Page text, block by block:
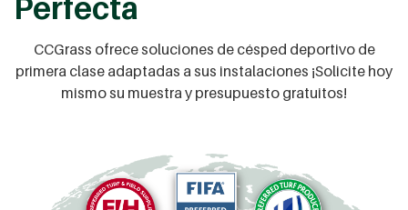
Perfecta
CCGrass ofrece soluciones de césped deportivo de
primera clase adaptadas a sus instalaciones ¡Solicite hoy
mismo su muestra y presupuesto gratuitos!